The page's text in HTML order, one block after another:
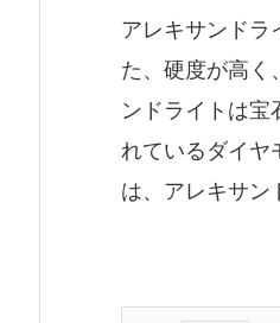
アレキサンドラ
た、硬度が高く
ンドライトは宝
れているダイヤ
は、アレキサン